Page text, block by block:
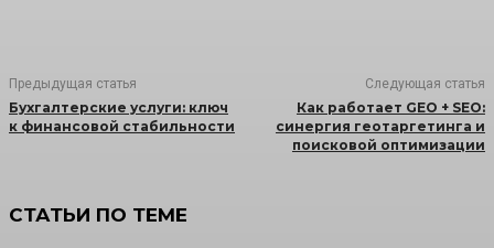
Предыдущая статья
Бухгалтерские услуги: ключ
к финансовой стабильности
Следующая статья
Как работает GEO + SEO:
синергия геотаргетинга и
поисковой оптимизации
СТАТЬИ ПО ТЕМЕ